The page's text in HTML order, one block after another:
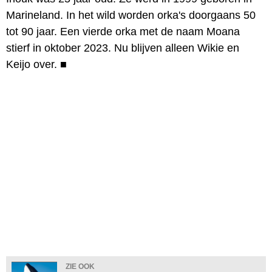
Marineland. In het wild worden orka's doorgaans 50
tot 90 jaar. Een vierde orka met de naam Moana
stierf in oktober 2023. Nu blijven alleen Wikie en
Keijo over. ■
ZIE OOK